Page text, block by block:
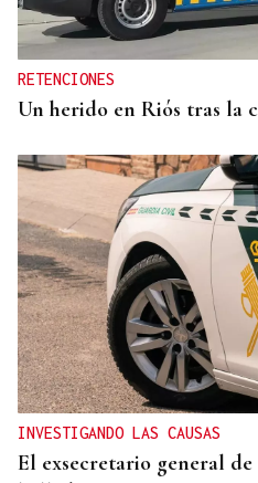
da auga
RETENCIONES
Un herido en Riós tras la
INVESTIGANDO LAS CAUSAS
El exsecretario general de